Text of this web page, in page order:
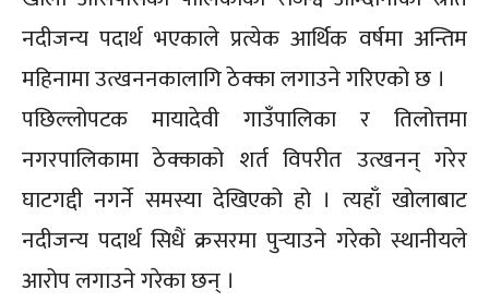
नदीजन्य पदार्थ भएकाले प्रत्येक आर्थिक वर्षमा अन्तिम
महिनामा उत्खननकालागि ठेक्का लगाउने गरिएको छ ।
पछिल्लोपटक मायादेवी गाउँपालिका र तिलोत्तमा
नगरपालिकामा ठेक्काको शर्त विपरीत उत्खनन् गरेर
घाटगद्दी नगर्ने समस्या देखिएको हो । त्यहाँ खोलाबाट
नदीजन्य पदार्थ सिधैं क्रसरमा पुर्‍याउने गरेको स्थानीयले
आरोप लगाउने गरेका छन् ।